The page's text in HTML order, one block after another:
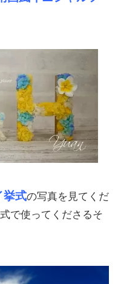
挙式の写真を見てくだ
で使ってくださるそ